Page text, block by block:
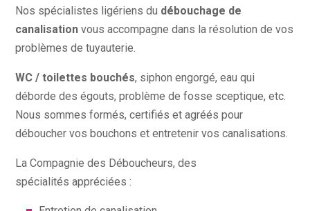
Nos spécialistes ligériens du débouchage de
canalisation vous accompagne dans la résolution de vos
problèmes de tuyauterie.
WC / toilettes bouchés, siphon engorgé, eau qui
déborde des égouts, problème de fosse sceptique, etc.
Nous sommes formés, certifiés et agréés pour
déboucher vos bouchons et entretenir vos canalisations.
La Compagnie des Déboucheurs, des
spécialités appréciées :